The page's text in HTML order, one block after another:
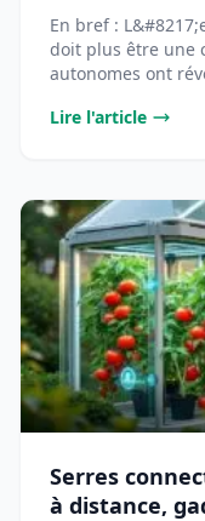
En bref :
doit plus être une
autonomes ont
Lire l'article
Serres
à distance,